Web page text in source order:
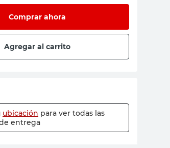
Comprar ahora
Agregar al carrito
ubicación para ver todas las
entrega